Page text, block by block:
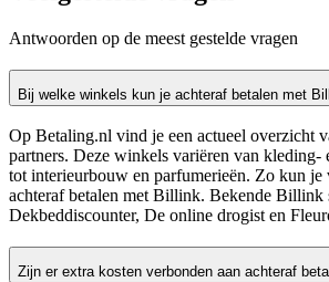
Antwoorden op de meest gestelde vragen
Bij welke winkels kun je achteraf betalen met
Op Betaling.nl vind je een actueel overzicht
partners. Deze winkels variëren van kleding-
tot interieurbouw en parfumerieën. Zo kun
achteraf betalen met Billink. Bekende Billink
Dekbeddiscounter, De online drogist en
Zijn er extra kosten verbonden aan achteraf